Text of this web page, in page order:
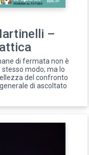
–
di fermata non è
modo; ma lo
del confronto
di ascoltato